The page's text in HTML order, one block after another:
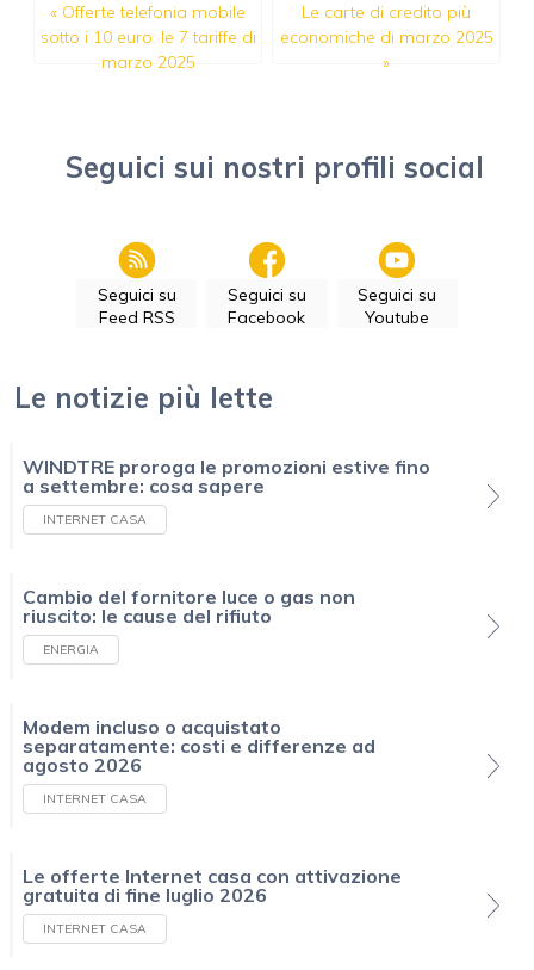
« Offerte telefonia mobile
sotto i 10 euro: le 7 tariffe di
marzo 2025
Le carte di credito più
economiche di marzo 2025
»
Seguici sui nostri profili social
Seguici su
Feed RSS
Seguici su
Facebook
Seguici su
Youtube
Le notizie più lette
WINDTRE proroga le promozioni estive fino
a settembre: cosa sapere
INTERNET CASA
Cambio del fornitore luce o gas non
riuscito: le cause del rifiuto
ENERGIA
Modem incluso o acquistato
separatamente: costi e differenze ad
agosto 2026
INTERNET CASA
Le offerte Internet casa con attivazione
gratuita di fine luglio 2026
INTERNET CASA